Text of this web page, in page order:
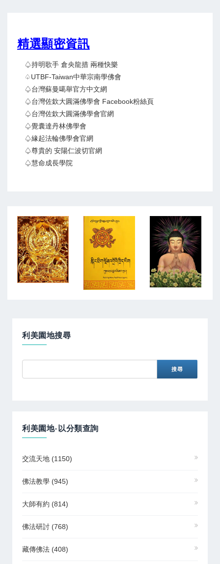
精選顯密資訊
♤持明歌手 倉央龍措 兩種快樂
♤UTBF-Taiwan中華宗南學佛會
♤台灣蘇曼噶舉官方中文網
♤台灣佐欽大圓滿佛學會 Facebook粉絲頁
♤台灣佐欽大圓滿佛學會官網
♤覺囊達丹林佛學會
♤緣起法輪佛學會官網
♤尊貴的 安陽仁波切官網
♤慧命成長學院
利美園地搜尋
利美園地-以分類查詢
交流天地 (1150)
佛法教學 (945)
大師有約 (814)
佛法研討 (768)
藏傳佛法 (408)